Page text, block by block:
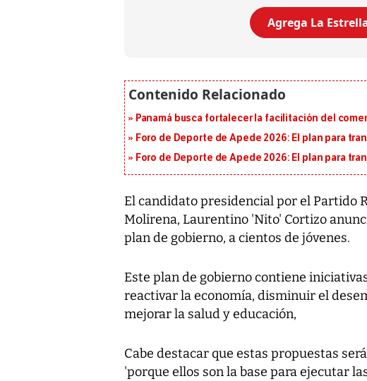
Agrega La
Panamá busca fortalecer la facilitación del
Foro de Deporte de Apede 2026: El plan para
Foro de Deporte de Apede 2026: El plan para
El candidato presidencial por el Partido
Molirena, Laurentino 'Nito' Cortizo
plan de gobierno, a cientos de jóvenes.
Este plan de gobierno contiene
reactivar la economía, disminuir el
mejorar la salud y educación,
Cabe destacar que estas propuestas
'porque ellos son la base para ejecutar